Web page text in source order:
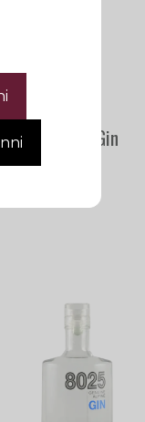
London Dry Gin
| Alpestre